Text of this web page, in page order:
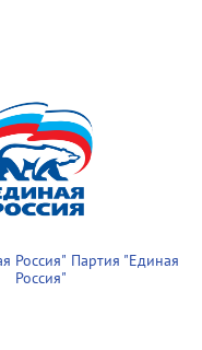
Россия" Партия "Единая
Россия"